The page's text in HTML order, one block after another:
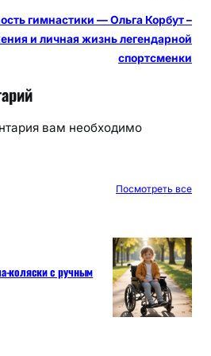
гимнастики — Ольга Корбут –
и личная жизнь легендарной
спортсменки
вам необходимо
Посмотреть все
коляски с ручным